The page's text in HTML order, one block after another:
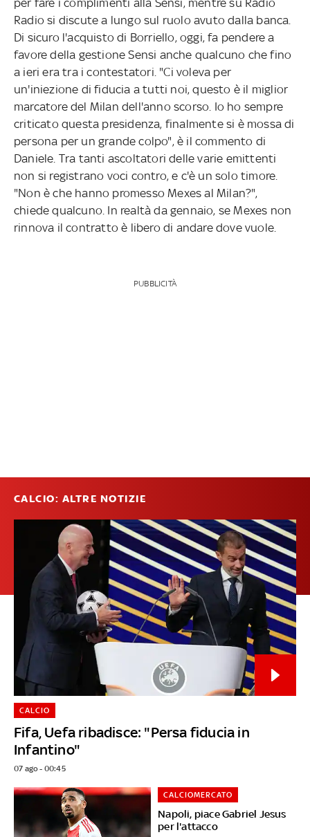
Radio si discute a lungo sul ruolo avuto dalla banca.
Di sicuro l'acquisto di Borriello, oggi, fa pendere a
favore della gestione Sensi anche qualcuno che fino
a ieri era tra i contestatori. "Ci voleva per
un'iniezione di fiducia a tutti noi, questo è il miglior
marcatore del Milan dell'anno scorso. Io ho sempre
criticato questa presidenza, finalmente si è mossa di
persona per un grande colpo", è il commento di
Daniele. Tra tanti ascoltatori delle varie emittenti
non si registrano voci contro, e c'è un solo timore.
"Non è che hanno promesso Mexes al Milan?",
chiede qualcuno. In realtà da gennaio, se Mexes non
rinnova il contratto è libero di andare dove vuole.
PUBBLICITÀ
CALCIO: ALTRE NOTIZIE
Fifa, Uefa ribadisce: "Persa fiducia in
Infantino"
CALCIO
07 ago - 00:45
Napoli, piace Gabriel Jesus
per l'attacco
CALCIOMERCATO